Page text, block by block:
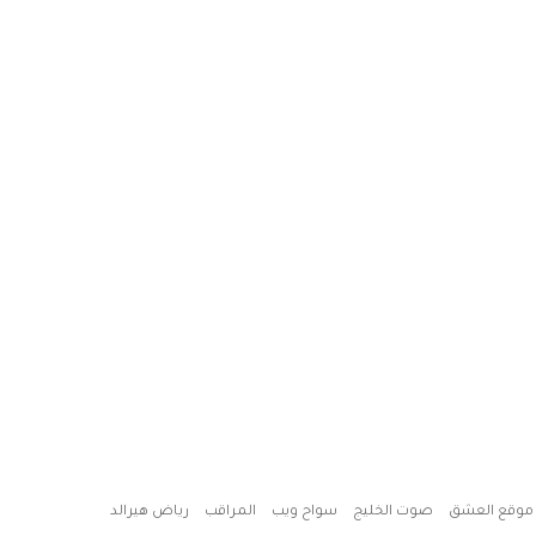
موقع العشق صوت الخليج سواح ويب المراقب رياض هيرالد